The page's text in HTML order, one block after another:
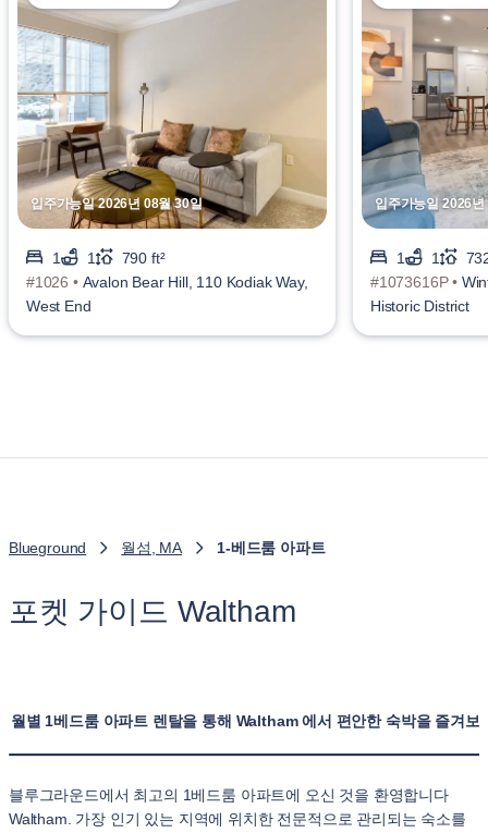
입주가능일 2026년 08월 30일
1 1
790 ft²
#1026 • Avalon Bear Hill, 110 Kodiak Way,
West End
입주가능일 2026
1 1
#1073616P •
Historic District
Blueground 월섬, MA 1-베드룸 아파트
포켓 가이드 Waltham
월별 1베드룸 아파트 렌탈을 통해 Waltham 에서 편안한 숙박을 즐겨보
블루그라운드에서 최고의 1베드룸 아파트에 오신 것을 환영합니다
Waltham. 가장 인기 있는 지역에 위치한 전문적으로 관리되는 숙소를